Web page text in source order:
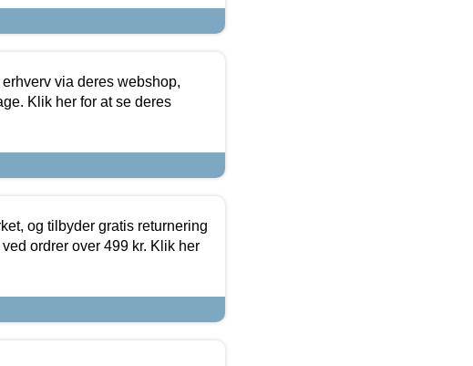
via deres webshop,
Klik her for at se deres
og tilbyder gratis returnering
ordrer over 499 kr. Klik her